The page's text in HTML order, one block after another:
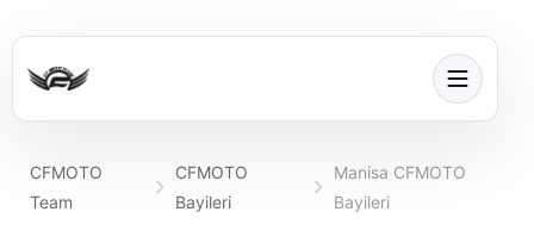
CFMOTO
Team
CFMOTO
Bayileri
Manisa CFMOTO
Bayileri